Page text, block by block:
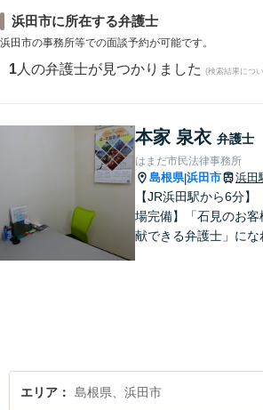
浜田市に所在する弁護士
浜田市の事務所等での面談予約が可能です。
1 人の弁護士が見つかりました (検索結果につ
本家 泉衣 弁護士
はまだ市民法律事務所
島根県|浜田市 浜田
【JR浜田駅から6分】
場完備】「石見のお客
献できる弁護士」にな
エリア 島根県、浜田市